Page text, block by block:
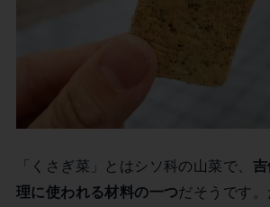
「くさぎ菜」とはシソ科の山菜で、
理に使われる材料の一つだそうです